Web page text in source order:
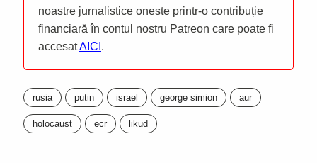
noastre jurnalistice oneste printr-o contribuție
financiară în contul nostru Patreon care poate fi
accesatAICI .
rusia putin israel george simion aur
holocaust ecr likud